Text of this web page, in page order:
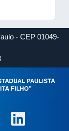
- CEP 01049-